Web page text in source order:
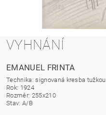
VYHNÁNÍ
EMANUEL FRINTA
Technika: signovaná kresba tužkou
Rok: 1924
Rozměr: 255x210
Stav: A/B